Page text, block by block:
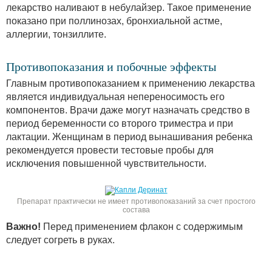
лекарство наливают в небулайзер. Такое применение
показано при поллинозах, бронхиальной астме,
аллергии, тонзиллите.
Противопоказания и побочные эффекты
Главным противопоказанием к применению лекарства
является индивидуальная непереносимость его
компонентов. Врачи даже могут назначать средство в
период беременности со второго триместра и при
лактации. Женщинам в период вынашивания ребенка
рекомендуется провести тестовые пробы для
исключения повышенной чувствительности.
Препарат практически не имеет противопоказаний за счет простого
состава
Важно! Перед применением флакон с содержимым
следует согреть в руках.